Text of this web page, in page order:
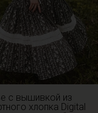
с вышивкой из
хлопка Digital